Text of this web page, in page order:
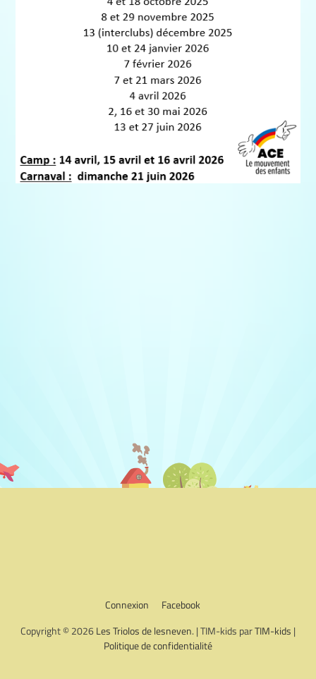
Connexion
Facebook
Copyright © 2026Les Triolos de lesneven. | TIM-kids parTIM-kids |
Politique de confidentialité